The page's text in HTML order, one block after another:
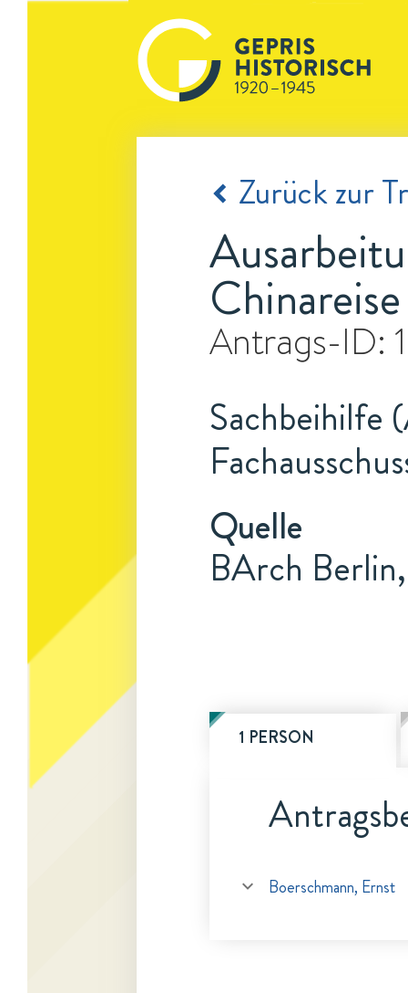
Zurück zur
Antrags-ID:
Sachbeihilfe
Quelle
BArch
1 PERSON
Boerschmann, Ernst